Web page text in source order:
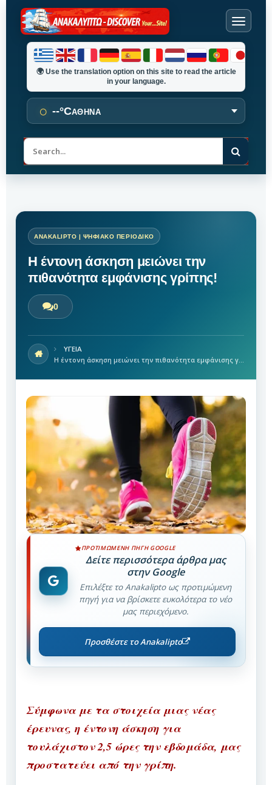
🌍Use the translation option on this site to read the article
in your language.
○ --°CΑΘΗΝΑ
Α
α
ζ
Η έντονη άσκηση μειώνει την
πιθανότητα εμφάνισης γρίπης!
0
ΥΓΕΙΑ
Η έντονη άσκηση μειώνει την πιθανότητα εμφάνισης γρίπης!
ΠΡΟΤΙΜΏΜΕΝΗ ΠΗΓΉ GOOGLE
Δείτε περισσότερα άρθρα μας
στην Google
Επιλέξτε το Anakalipto ως προτιμώμενη
πηγή για να βρίσκετε ευκολότερα το νέο
μας περιεχόμενο.
Προσθέστε το Anakalipto
Σύμφωνα με τα στοιχεία μιας νέας
έρευνας, η έντονη άσκηση για
τουλάχιστον 2,5 ώρες την εβδομάδα, μας
προστατεύει από την γρίπη.